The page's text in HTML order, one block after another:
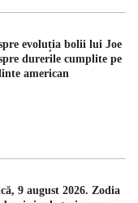
evoluția bolii lui Joe
durerile cumplite pe
american
9 august 2026. Zodia